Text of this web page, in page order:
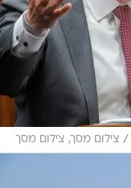
/ צילום מסך, צילום מסך